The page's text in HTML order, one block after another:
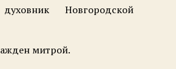
Новгородской
митрой.